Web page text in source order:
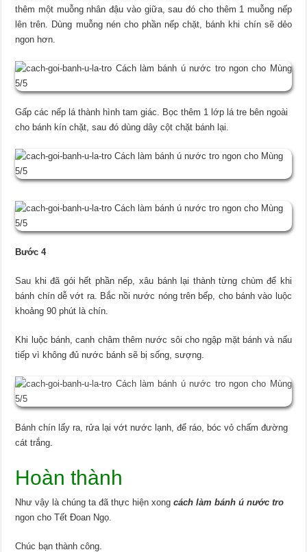
thêm một muỗng nhân đậu vào giữa, sau đó cho thêm 1 muỗng nếp
lên trên. Dùng muỗng nén cho phần nếp chặt, bánh khi chín sẽ dẻo
ngon hơn.
Gấp các nếp lá thành hình tam giác. Bọc thêm 1 lớp lá tre bên ngoài
cho bánh kín chặt, sau đó dùng dây cột chặt bánh lại.
Bước 4
Sau khi đã gói hết phần nếp, xâu bánh lại thành từng chùm để khi
bánh chín dễ vớt ra. Bắc nồi nước nóng trên bếp, cho bánh vào luộc
khoảng 90 phút là chín.
Khi luộc bánh, canh châm thêm nước sôi cho ngập mặt bánh và nấu
tiếp vì không đủ nước bánh sẽ bị sống, sượng.
Bánh chín lấy ra, rửa lại vớt nước lạnh, để ráo, bóc vỏ chấm đường
cát trắng.
Hoàn thành
Như vậy là chúng ta đã thực hiện xongcách làm bánh ú nước tro
ngon cho Tết Đoan Ngọ.
Chúc bạn thành công.